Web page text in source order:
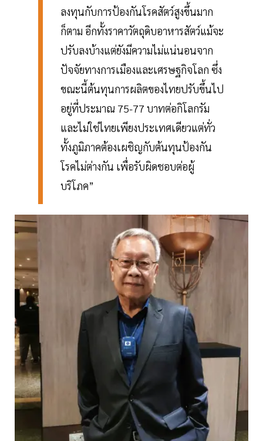
ลงทุนกับการป้องกันโรคสัตว์สูงขึ้นมาก
ก็ตาม อีกทั้งราคาวัตถุดิบอาหารสัตว์แม้จะ
ปรับลงบ้างแต่ยังมีความไม่แน่นอนจาก
ปัจจัยทางการเมืองและเศรษฐกิจโลก ซึ่ง
ขณะนี้ต้นทุนการผลิตของไทยปรับขึ้นไป
อยู่ที่ประมาณ 75-77 บาทต่อกิโลกรัม
และไม่ใช่ไทยเพียงประเทศเดียวแต่ทั่ว
ทั้งภูมิภาคต้องเผชิญกับต้นทุนป้องกัน
โรคไม่ต่างกัน เพื่อรับผิดชอบต่อผู้
บริโภค”